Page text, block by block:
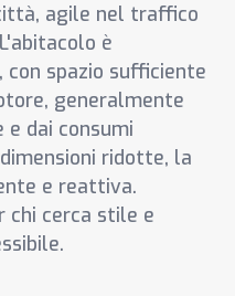
agile nel traffico
è
con spazio sufficiente
generalmente
e dai consumi
ridotte, la
e reattiva.
chi cerca stile e